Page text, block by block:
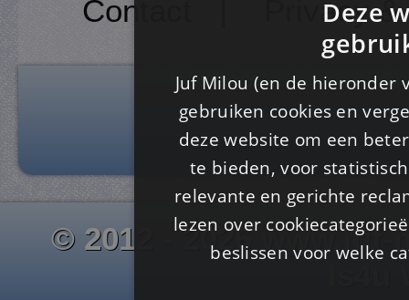
Contact
Privacy
© 2012 - 2026
Deze
Juf Milou (en de
gebruiken cookies en
deze website om een
te bieden, voor
relevante en gerichte
lezen over
beslissen voor welke